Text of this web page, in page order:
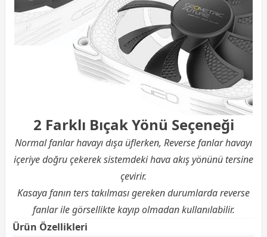
2 Farklı Bıçak Yönü Seçeneği
Normal fanlar havayı dışa üflerken, Reverse fanlar havayı
içeriye doğru çekerek sistemdeki hava akış yönünü tersine
çevirir.
Kasaya fanın ters takılması gereken durumlarda reverse
fanlar ile görsellikte kayıp olmadan kullanılabilir.
Ürün Özellikleri